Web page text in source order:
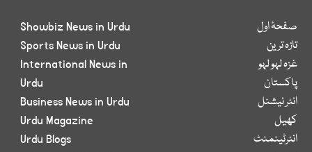
صفحۂ اول
تازہ ترین
غزہ لہو لہو
پاکستان
انٹر نیشنل
کھیل
انٹرٹینمنٹ
Showbiz News in Urdu
Sports News in Urdu
International News in
Urdu
Business News in Urdu
Urdu Magazine
Urdu Blogs